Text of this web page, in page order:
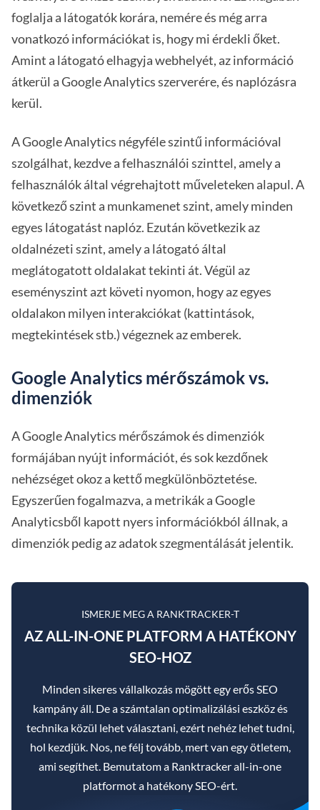
foglalja a látogatók korára, nemére és még arra
vonatkozó információkat is, hogy mi érdekli őket.
Amint a látogató elhagyja webhelyét, az információ
átkerül a Google Analytics szerverére, és naplózásra
kerül.
A Google Analytics négyféle szintű információval
szolgálhat, kezdve a felhasználói szinttel, amely a
felhasználók által végrehajtott műveleteken alapul. A
következő szint a munkamenet szint, amely minden
egyes látogatást naplóz. Ezután következik az
oldalnézeti szint, amely a látogató által
meglátogatott oldalakat tekinti át. Végül az
eseményszint azt követi nyomon, hogy az egyes
oldalakon milyen interakciókat (kattintások,
megtekintések stb.) végeznek az emberek.
Google Analytics mérőszámok vs.
dimenziók
A Google Analytics mérőszámok és dimenziók
formájában nyújt információt, és sok kezdőnek
nehézséget okoz a kettő megkülönböztetése.
Egyszerűen fogalmazva, a metrikák a Google
Analyticsből kapott nyers információkból állnak, a
dimenziók pedig az adatok szegmentálását jelentik.
ISMERJE MEG A RANKTRACKER-T
AZ ALL-IN-ONE PLATFORM A HATÉKONY
SEO-HOZ
Minden sikeres vállalkozás mögött egy erős SEO
kampány áll. De a számtalan optimalizálási eszköz és
technika közül lehet választani, ezért nehéz lehet tudni,
hol kezdjük. Nos, ne félj tovább, mert van egy ötletem,
ami segíthet. Bemutatom a Ranktracker all-in-one
platformot a hatékony SEO-ért.